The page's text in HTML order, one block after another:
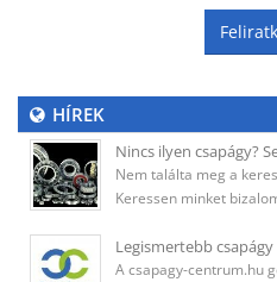
HÍREK
Nincs ilyen csapágy?
Nem találta meg a
Keressen minket
Legismertebb
A csapagy-centrum.hu